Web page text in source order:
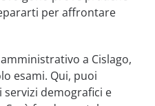
per affrontare
a Cislago,
esami. Qui, puoi
demografici e